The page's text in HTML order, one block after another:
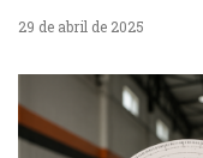
29 de abril de 2025